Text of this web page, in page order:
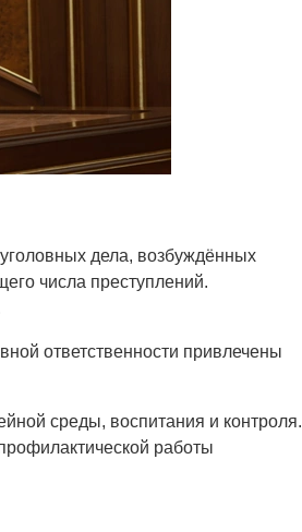
дела, возбуждённых
числа преступлений.
ответственности привлечены
среды, воспитания и контроля.
работы